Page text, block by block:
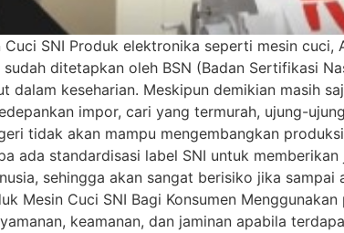
SNI Produk elektronika seperti mesin
ditetapkan oleh BSN (Badan Sertifikasi
dalam keseharian. Meskipun demikian masih
impor, cari yang termurah, ujung-
tidak akan mampu mengembangkan
ada standardisasi label SNI untuk
sehingga akan sangat berisiko jika
Mesin Cuci SNI Bagi Konsumen
keamanan, dan jaminan apabila